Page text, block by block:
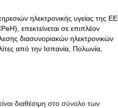
ηλεκτρονικής υγείας της ΕΕ,
επεκτείνεται σε επιπλέον
διασυνοριακών ηλεκτρονικών
από την Ισπανία, Πολωνία,
διαθέσιμη στο σύνολο των